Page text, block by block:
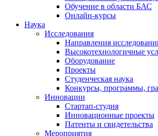
Обучение в области БАС
Онлайн-курсы
Наука
Исследования
Направления
Высокотехнологичные
Оборудование
Проекты
Студенческая наука
Конкурсы, программы,
Инновации
Стартап-студия
Инновационные проекты
Патенты и свидетельства
Мероприятия